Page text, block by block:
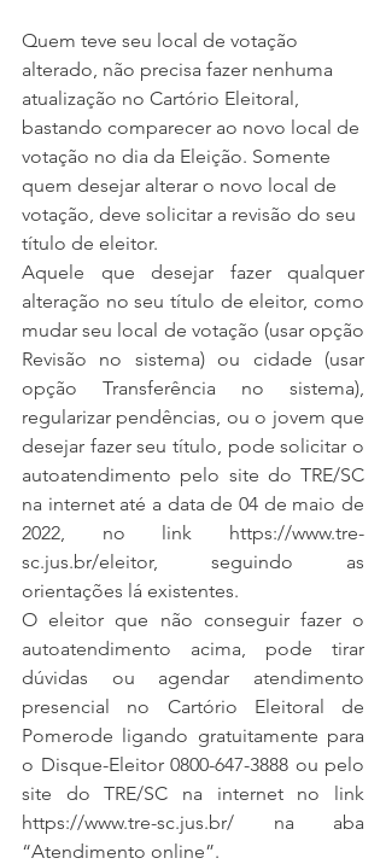
Quem teve seu local de votação
alterado, não precisa fazer nenhuma
atualização no Cartório Eleitoral,
bastando comparecer ao novo local de
votação no dia da Eleição. Somente
quem desejar alterar o novo local de
votação, deve solicitar a revisão do seu
título de eleitor.
Aquele que desejar fazer qualquer
alteração no seu título de eleitor, como
mudar seu local de votação (usar opção
Revisão no sistema) ou cidade (usar
opção Transferência no sistema),
regularizar pendências, ou o jovem que
desejar fazer seu título, pode solicitar o
autoatendimento pelo site do TRE/SC
na internet até a data de 04 de maio de
2022, no link https://www.tre-
sc.jus.br/eleitor, seguindo as
orientações lá existentes.
O eleitor que não conseguir fazer o
autoatendimento acima, pode tirar
dúvidas ou agendar atendimento
presencial no Cartório Eleitoral de
Pomerode ligando gratuitamente para
o Disque-Eleitor 0800-647-3888 ou pelo
site do TRE/SC na internet no link
https://www.tre-sc.jus.br/ na aba
“Atendimento online”.